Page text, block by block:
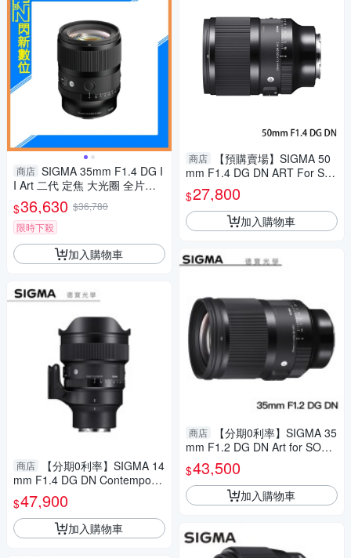
商店 SIGMA 35mm F1.4 DG I
I Art 二代 定焦 大光圈 全片幅
鏡頭(公司貨)
$36,630 $36,780
限時下殺
加入購物車
商店
【分期0利率】SIGMA 14
mm F1.4 DG DN Contemporar
y for Sony E mount 恆伸公司
貨 免運 定焦 大光圈 雲海季
$47,900
加入購物車
商店
【預購賣場】SIGMA 50
mm F1.4 DG DN ART For Son
y E mount 恆伸公司貨 德寶光
學 定焦 大光圈 人像
$27,800
加入購物車
商店
【分期0利率】SIGMA 35
mm F1.2 DG DN Art for SONY
E mount 和 L Mount 總代理公
司貨 德寶光學 大光圈 人像
$43,500
加入購物車